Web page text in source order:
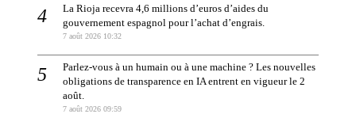
La Rioja recevra 4,6 millions d’euros d’aides du
gouvernement espagnol pour l’achat d’engrais.
7 août 2026 10:32
Parlez-vous à un humain ou à une machine ? Les nouvelles
obligations de transparence en IA entrent en vigueur le 2
août.
7 août 2026 09:59